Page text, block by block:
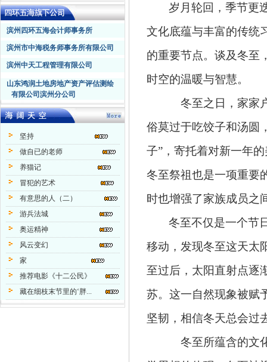
滨州四环五海会计师事务所
滨州市中海税务师事务所有限公司
滨州中天工程管理有限公司
山东鸿润土地房地产资产评估测绘
有限公司滨州分公司
坚持
做自已的老师
养猫记
冒犯的艺术
有意思的人（二）
游兵法城
奥运精神
风云变幻
家
推荐电影《十二公民》
藏在细枝末节里的‘胖...
岁月轮回，季节更
文化底蕴与丰富的传统
的重要节点。谈及冬至
时空的温暖与智慧。
冬至之日，家家
俗莫过于吃饺子和汤圆
子”，寄托着对新一年
冬至祭祖也是一项重要
时也增强了家族成员之
冬至不仅是一个节
移动，发现冬至这天太
至过后，太阳直射点逐
苏。这一自然现象被赋
坚韧，相信冬天总会过
冬至所蕴含的文